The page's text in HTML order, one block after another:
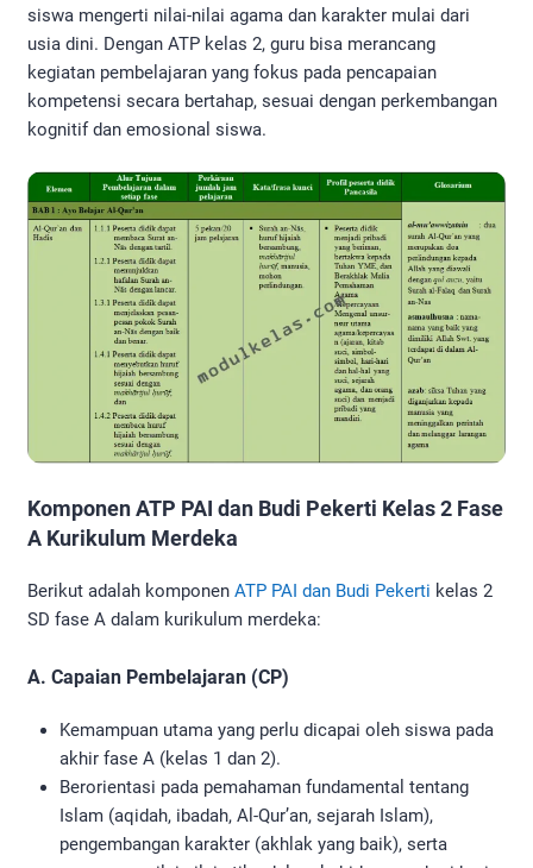
siswa mengerti nilai-nilai agama dan karakter mulai dari
usia dini. Dengan ATP kelas 2, guru bisa merancang
kegiatan pembelajaran yang fokus pada pencapaian
kompetensi secara bertahap, sesuai dengan perkembangan
kognitif dan emosional siswa.
Komponen ATP PAI dan Budi Pekerti Kelas 2 Fase
A Kurikulum Merdeka
Berikut adalah komponen ATP PAI dan Budi Pekerti kelas 2
SD fase A dalam kurikulum merdeka:
A. Capaian Pembelajaran (CP)
Kemampuan utama yang perlu dicapai oleh siswa pada
akhir fase A (kelas 1 dan 2).
Berorientasi pada pemahaman fundamental tentang
Islam (aqidah, ibadah, Al-Qur’an, sejarah Islam),
pengembangan karakter (akhlak yang baik), serta